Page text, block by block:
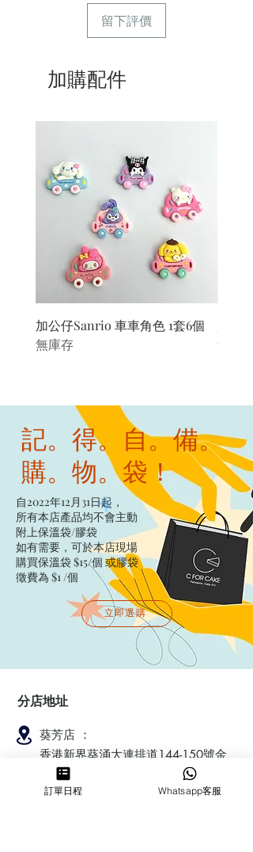
留下評價
加購配件
加公仔Sanrio 車車角色 1套6個
無庫存
無庫存
記。得。自。備。
購。物。袋！
自2022年12月31日起，
所有本店產品均不會主動
附上保溫袋/膠袋​
如有需要，可於本店現場
購買保溫袋 $15/個​ 或膠袋
徵費為 $1 /個
立即選購
分店地址
葵芳店 ：
香港新界葵涌大連排道144-150號金
豐工業大廈第一期23樓F室
訂單日程 Whatsapp客服